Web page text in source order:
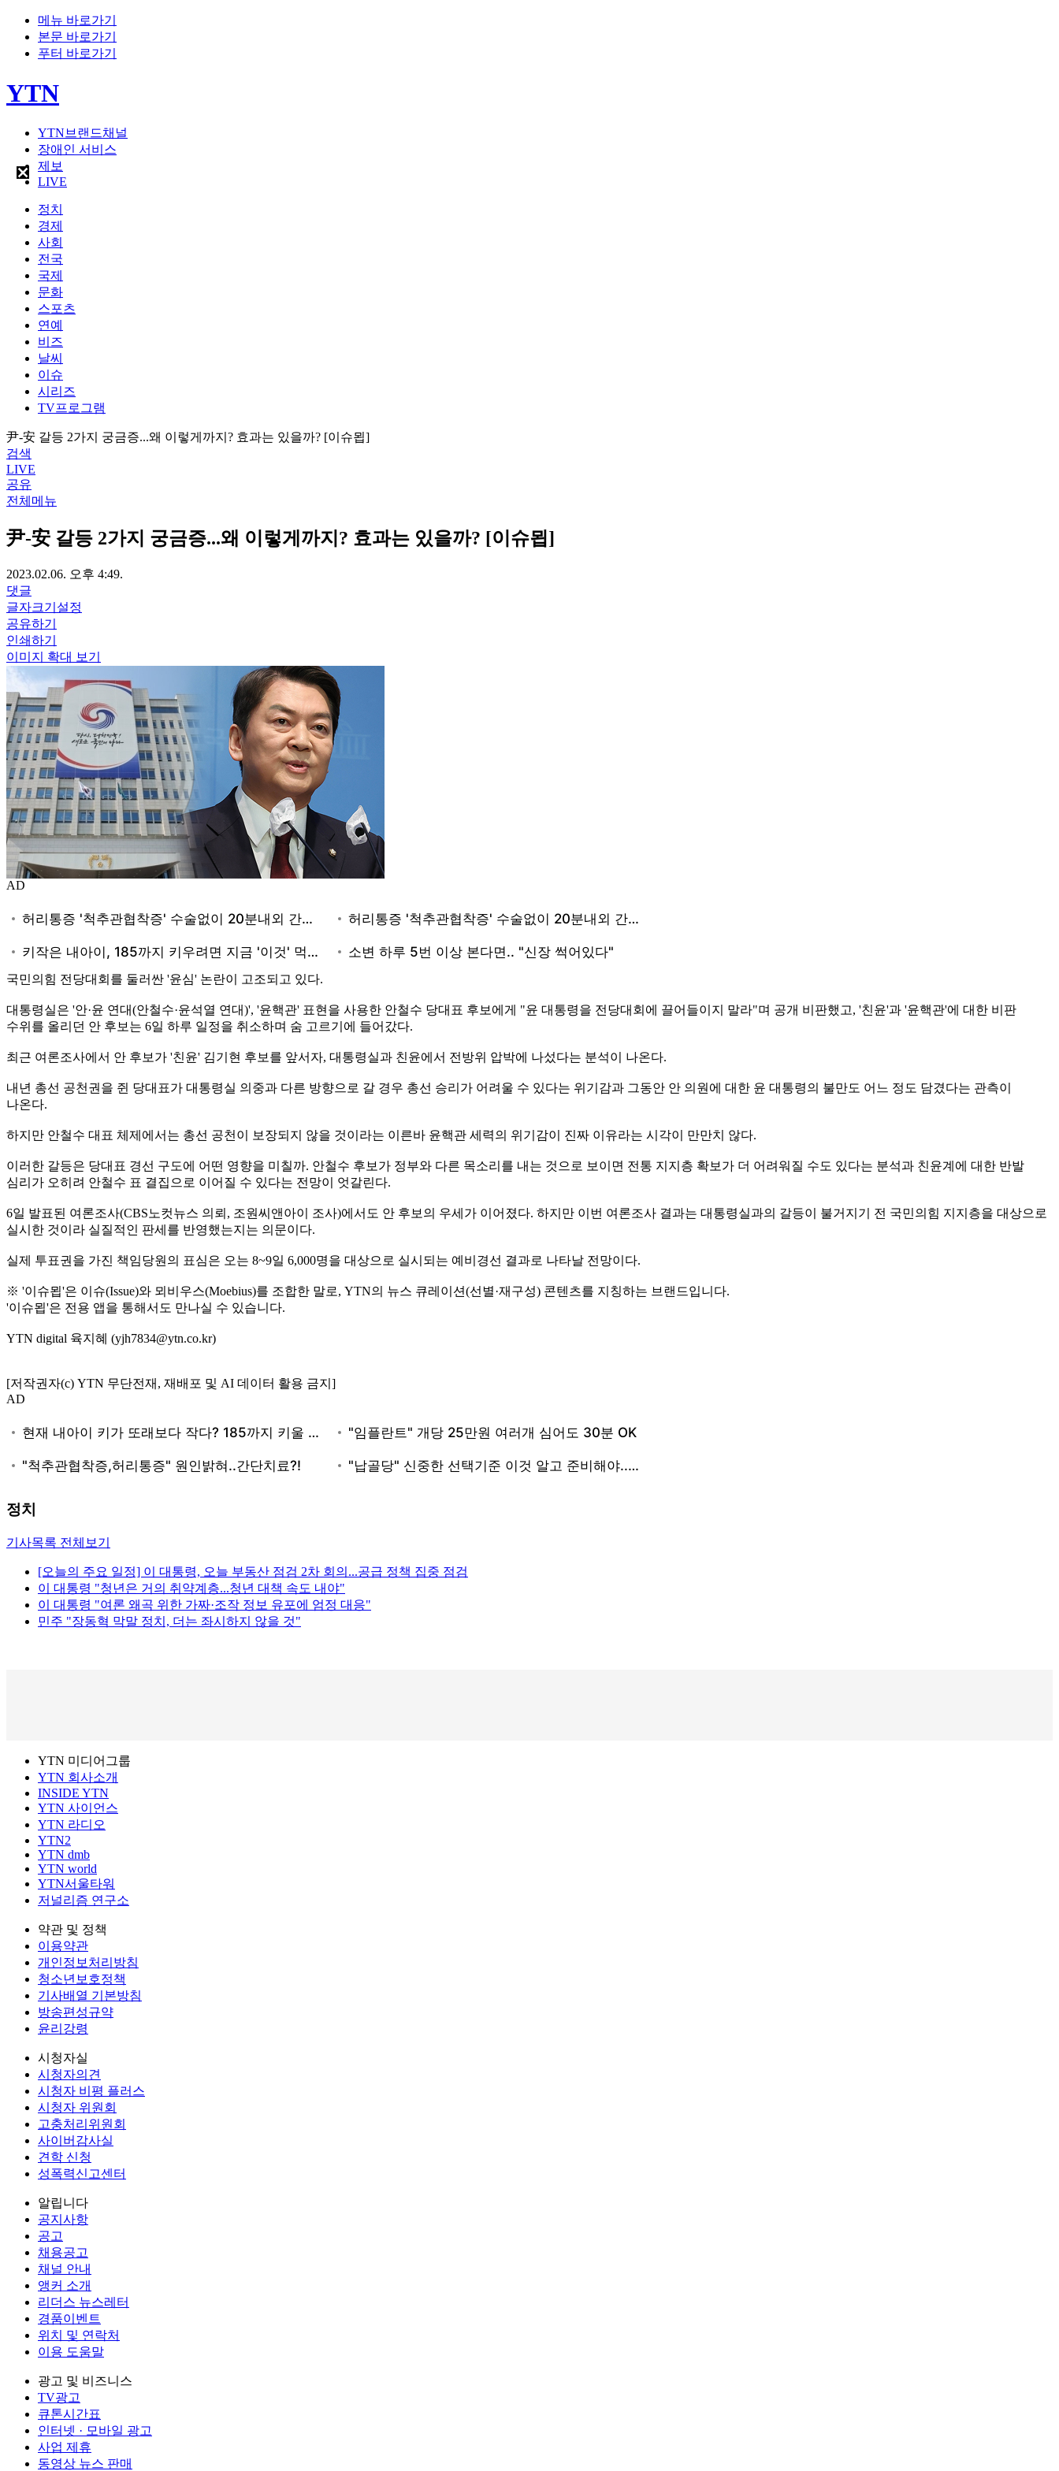
메뉴 바로가기
본문 바로가기
푸터 바로가기
YTN
YTN브랜드채널
장애인 서비스
제보
LIVE
정치
경제
사회
전국
국제
문화
스포츠
연예
비즈
날씨
이슈
시리즈
TV프로그램
尹-安 갈등 2가지 궁금증...왜 이렇게까지? 효과는 있을까? [이슈묍]
검색
LIVE
공유
전체메뉴
尹-安 갈등 2가지 궁금증...왜 이렇게까지? 효과는 있을까? [이슈묍]
2023.02.06. 오후 4:49.
댓글
글자크기설정
공유하기
인쇄하기
이미지 확대 보기
AD
국민의힘 전당대회를 둘러싼 '윤심' 논란이 고조되고 있다.
대통령실은 '안·윤 연대(안철수·윤석열 연대)', '윤핵관' 표현을 사용한 안철수 당대표 후보에게 "윤 대통령을 전당대회에 끌어들이지 말라"며 공개 비판했고, '친윤'과 '윤핵관'에 대한 비판
수위를 올리던 안 후보는 6일 하루 일정을 취소하며 숨 고르기에 들어갔다.
최근 여론조사에서 안 후보가 '친윤' 김기현 후보를 앞서자, 대통령실과 친윤에서 전방위 압박에 나섰다는 분석이 나온다.
내년 총선 공천권을 쥔 당대표가 대통령실 의중과 다른 방향으로 갈 경우 총선 승리가 어려울 수 있다는 위기감과 그동안 안 의원에 대한 윤 대통령의 불만도 어느 정도 담겼다는 관측이
나온다.
하지만 안철수 대표 체제에서는 총선 공천이 보장되지 않을 것이라는 이른바 윤핵관 세력의 위기감이 진짜 이유라는 시각이 만만치 않다.
이러한 갈등은 당대표 경선 구도에 어떤 영향을 미칠까. 안철수 후보가 정부와 다른 목소리를 내는 것으로 보이면 전통 지지층 확보가 더 어려워질 수도 있다는 분석과 친윤계에 대한 반발
심리가 오히려 안철수 표 결집으로 이어질 수 있다는 전망이 엇갈린다.
6일 발표된 여론조사(CBS노컷뉴스 의뢰, 조원씨앤아이 조사)에서도 안 후보의 우세가 이어졌다. 하지만 이번 여론조사 결과는 대통령실과의 갈등이 불거지기 전 국민의힘 지지층을 대상으로
실시한 것이라 실질적인 판세를 반영했는지는 의문이다.
실제 투표권을 가진 책임당원의 표심은 오는 8~9일 6,000명을 대상으로 실시되는 예비경선 결과로 나타날 전망이다.
※ '이슈묍'은 이슈(Issue)와 뫼비우스(Moebius)를 조합한 말로, YTN의 뉴스 큐레이션(선별·재구성) 콘텐츠를 지칭하는 브랜드입니다.
'이슈묍'은 전용 앱을 통해서도 만나실 수 있습니다.
YTN digital 육지혜 (yjh7834@ytn.co.kr)
[저작권자(c) YTN 무단전재, 재배포 및 AI 데이터 활용 금지]
AD
정치
기사목록 전체보기
[오늘의 주요 일정] 이 대통령, 오늘 부동산 점검 2차 회의...공급 정책 집중 점검
이 대통령 "청년은 거의 취약계층...청년 대책 속도 내야"
이 대통령 "여론 왜곡 위한 가짜·조작 정보 유포에 엄정 대응"
민주 "장동혁 막말 정치, 더는 좌시하지 않을 것"
YTN 미디어그룹
YTN 회사소개
INSIDE YTN
YTN 사이언스
YTN 라디오
YTN2
YTN dmb
YTN world
YTN서울타워
저널리즘 연구소
약관 및 정책
이용약관
개인정보처리방침
청소년보호정책
기사배열 기본방침
방송편성규약
윤리강령
시청자실
시청자의견
시청자 비평 플러스
시청자 위원회
고충처리위원회
사이버감사실
견학 신청
성폭력신고센터
알립니다
공지사항
공고
채용공고
채널 안내
앵커 소개
리더스 뉴스레터
경품이벤트
위치 및 연락처
이용 도움말
광고 및 비즈니스
TV광고
큐톤시간표
인터넷 · 모바일 광고
사업 제휴
동영상 뉴스 판매